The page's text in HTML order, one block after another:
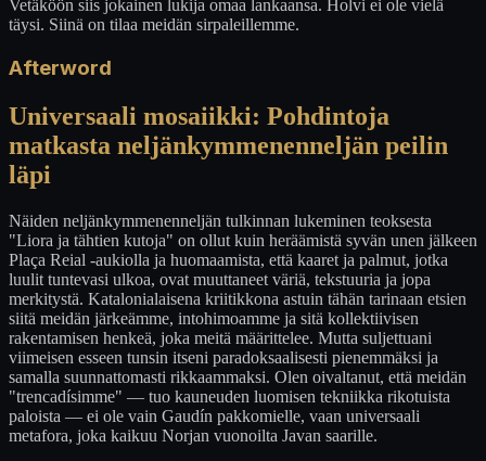
Vetäköön siis jokainen lukija omaa lankaansa. Holvi ei ole vielä
täysi. Siinä on tilaa meidän sirpaleillemme.
Afterword
Universaali mosaiikki: Pohdintoja
matkasta neljänkymmenenneljän peilin
läpi
Näiden neljänkymmenenneljän tulkinnan lukeminen teoksesta
"Liora ja tähtien kutoja" on ollut kuin heräämistä syvän unen jälkeen
Plaça Reial -aukiolla ja huomaamista, että kaaret ja palmut, jotka
luulit tuntevasi ulkoa, ovat muuttaneet väriä, tekstuuria ja jopa
merkitystä. Katalonialaisena kriitikkona astuin tähän tarinaan etsien
siitä meidän järkeämme, intohimoamme ja sitä kollektiivisen
rakentamisen henkeä, joka meitä määrittelee. Mutta suljettuani
viimeisen esseen tunsin itseni paradoksaalisesti pienemmäksi ja
samalla suunnattomasti rikkaammaksi. Olen oivaltanut, että meidän
"trencadísimme" — tuo kauneuden luomisen tekniikka rikotuista
paloista — ei ole vain Gaudín pakkomielle, vaan universaali
metafora, joka kaikuu Norjan vuonoilta Javan saarille.